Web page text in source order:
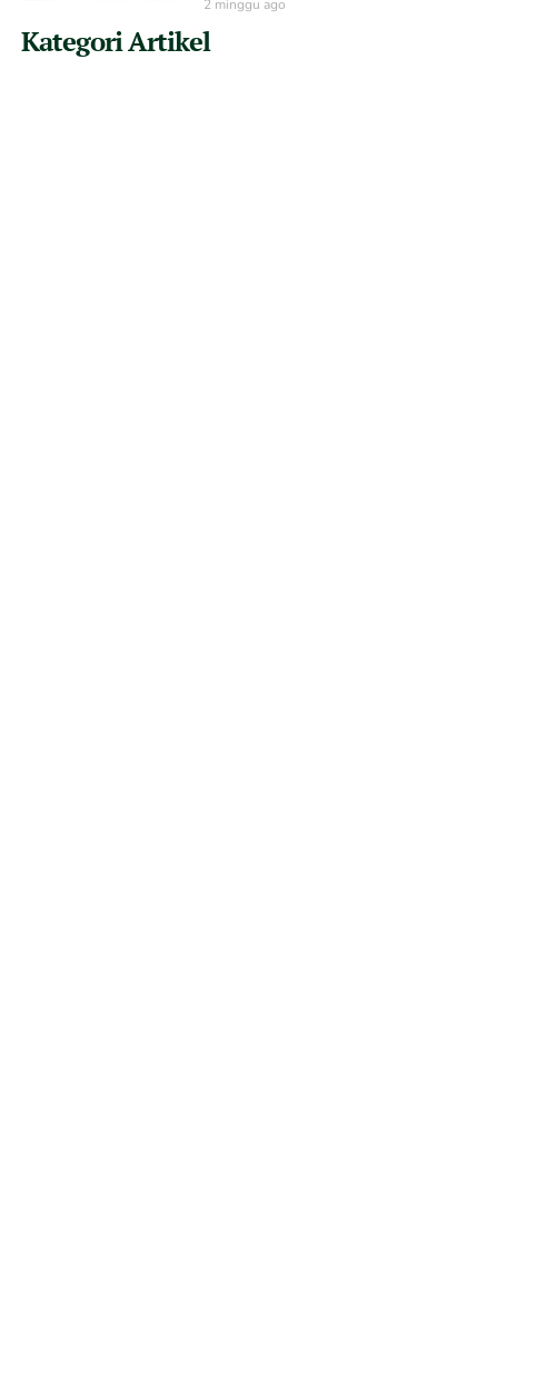
2 minggu ago
Kategori Artikel